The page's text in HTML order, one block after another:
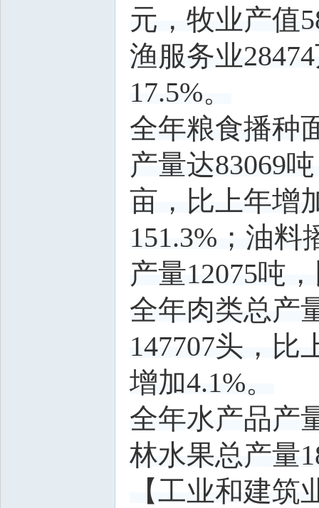
元，牧业产值
渔服务业
17.5%。
全年粮食播种
产量达83069
亩，比上年增
151.3%；油料
产量12075吨
全年肉类总产
147707头，比
增加4.1%。
全年水产品产
林水果总产量
【工业和建